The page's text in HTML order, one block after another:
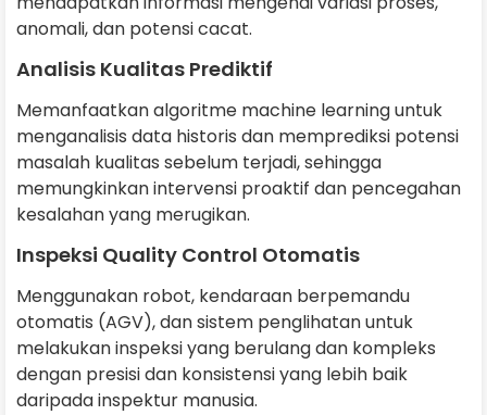
anomali, dan potensi cacat.
Analisis Kualitas Prediktif
Memanfaatkan algoritme machine learning untuk
menganalisis data historis dan memprediksi potensi
masalah kualitas sebelum terjadi, sehingga
memungkinkan intervensi proaktif dan pencegahan
kesalahan yang merugikan.
Inspeksi Quality Control Otomatis
Menggunakan robot, kendaraan berpemandu
otomatis (AGV), dan sistem penglihatan untuk
melakukan inspeksi yang berulang dan kompleks
dengan presisi dan konsistensi yang lebih baik
daripada inspektur manusia.